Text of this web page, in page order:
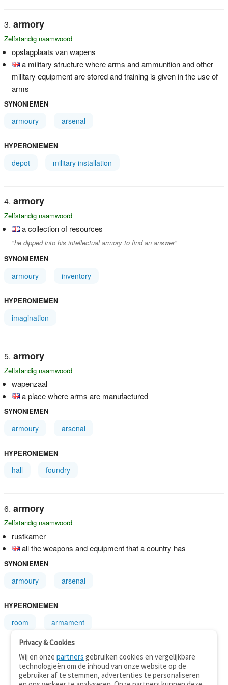
armory
Zelfstandig naamwoord
opslagplaats van wapens
a military structure where arms and ammunition and other
military equipment are stored and training is given in the use of
arms
SYNONIEMEN
armoury arsenal
HYPERONIEMEN
depot military installation
armory
Zelfstandig naamwoord
a collection of resources
"he dipped into his intellectual armory to find an answer"
SYNONIEMEN
armoury inventory
HYPERONIEMEN
imagination
armory
Zelfstandig naamwoord
wapenzaal
a place where arms are manufactured
SYNONIEMEN
armoury arsenal
HYPERONIEMEN
hall foundry
armory
Zelfstandig naamwoord
rustkamer
all the weapons and equipment that a country has
SYNONIEMEN
armoury arsenal
HYPERONIEMEN
room armament
Privacy & Cookies
Wij en onzepartners gebruiken cookies en vergelijkbare
technologieën om de inhoud van onze website op de
gebruiker af te stemmen, advertenties te personaliseren